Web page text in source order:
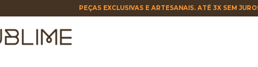
PEÇAS EXCLUSIVAS E ARTESANAIS. ATÉ 3X SEM